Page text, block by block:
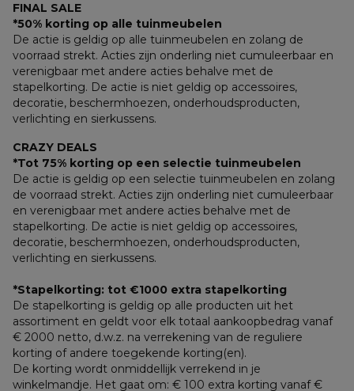
FINAL SALE
*50% korting op alle tuinmeubelen
De actie is geldig op alle tuinmeubelen en zolang de
voorraad strekt. Acties zijn onderling niet cumuleerbaar en
verenigbaar met andere acties behalve met de
stapelkorting. De actie is niet geldig op accessoires,
decoratie, beschermhoezen, onderhoudsproducten,
verlichting en sierkussens.
CRAZY DEALS
*Tot 75% korting op een selectie tuinmeubelen
De actie is geldig op een selectie tuinmeubelen en zolang
de voorraad strekt. Acties zijn onderling niet cumuleerbaar
en verenigbaar met andere acties behalve met de
stapelkorting. De actie is niet geldig op accessoires,
decoratie, beschermhoezen, onderhoudsproducten,
verlichting en sierkussens.
*Stapelkorting: tot €1000 extra stapelkorting
De stapelkorting is geldig op alle producten uit het
assortiment en geldt voor elk totaal aankoopbedrag vanaf
€ 2000 netto, d.w.z. na verrekening van de reguliere
korting of andere toegekende korting(en).
De korting wordt onmiddellijk verrekend in je
winkelmandje. Het gaat om: € 100 extra korting vanaf €